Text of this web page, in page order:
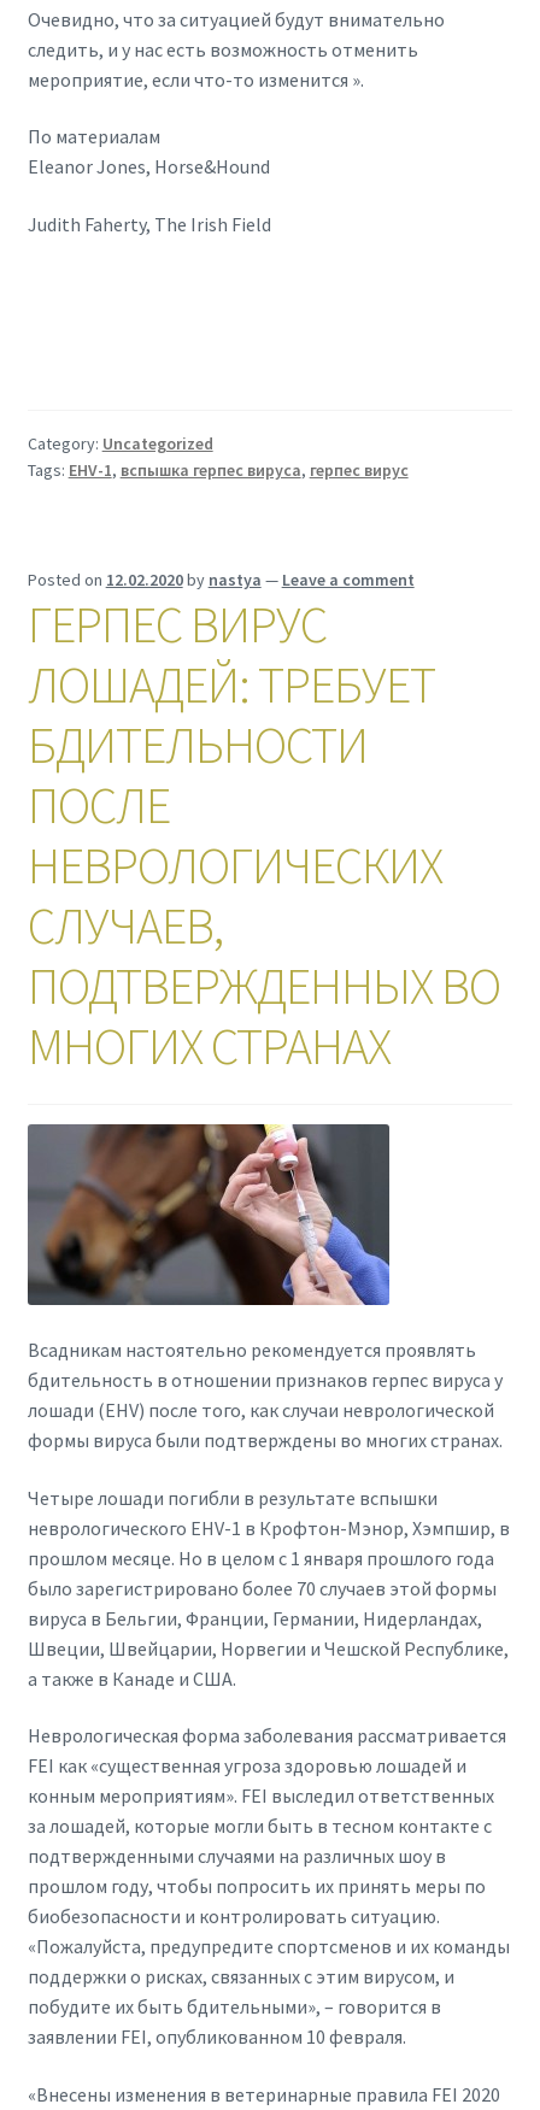
Очевидно, что за ситуацией будут внимательно
следить, и у нас есть возможность отменить
мероприятие, если что-то изменится ».
По материалам
Eleanor Jones, Horse&Hound
Judith Faherty, The Irish Field
Category: Uncategorized
Tags: EHV-1, вспышка герпес вируса, герпес вирус
Posted on 12.02.2020by nastya — Leave a comment
ГЕРПЕС ВИРУС
ЛОШАДЕЙ: ТРЕБУЕТ
БДИТЕЛЬНОСТИ
ПОСЛЕ
НЕВРОЛОГИЧЕСКИХ
СЛУЧАЕВ,
ПОДТВЕРЖДЕННЫХ ВО
МНОГИХ СТРАНАХ
Всадникам настоятельно рекомендуется проявлять
бдительность в отношении признаков герпес вируса у
лошади (EHV) после того, как случаи неврологической
формы вируса были подтверждены во многих странах.
Четыре лошади погибли в результате вспышки
неврологического EHV-1 в Крофтон-Мэнор, Хэмпшир, в
прошлом месяце. Но в целом с 1 января прошлого года
было зарегистрировано более 70 случаев этой формы
вируса в Бельгии, Франции, Германии, Нидерландах,
Швеции, Швейцарии, Норвегии и Чешской Республике,
а также в Канаде и США.
Неврологическая форма заболевания рассматривается
FEI как «существенная угроза здоровью лошадей и
конным мероприятиям». FEI выследил ответственных
за лошадей, которые могли быть в тесном контакте с
подтвержденными случаями на различных шоу в
прошлом году, чтобы попросить их принять меры по
биобезопасности и контролировать ситуацию.
«Пожалуйста, предупредите спортсменов и их команды
поддержки о рисках, связанных с этим вирусом, и
побудите их быть бдительными», – говорится в
заявлении FEI, опубликованном 10 февраля.
«Внесены изменения в ветеринарные правила FEI 2020